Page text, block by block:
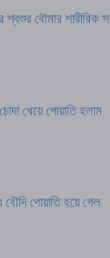
বৌমার শারীরিক
খেয়ে পোয়াতি হলাম
পোয়াতি হয়ে গেল